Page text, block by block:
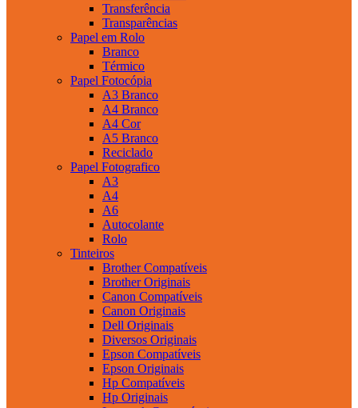
Transferência
Transparências
Papel em Rolo
Branco
Térmico
Papel Fotocópia
A3 Branco
A4 Branco
A4 Cor
A5 Branco
Reciclado
Papel Fotografico
A3
A4
A6
Autocolante
Rolo
Tinteiros
Brother Compatíveis
Brother Originais
Canon Compatíveis
Canon Originais
Dell Originais
Diversos Originais
Epson Compatíveis
Epson Originais
Hp Compatíveis
Hp Originais